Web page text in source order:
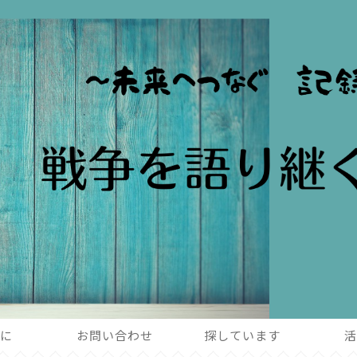
お問い合わせ 探しています